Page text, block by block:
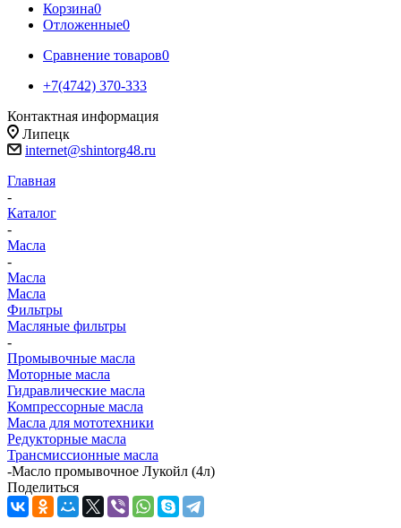
Корзина0
Отложенные0
Сравнение товаров0
+7(4742) 370-333
Контактная информация
Липецк
internet@shintorg48.ru
Главная
-
Каталог
-
Масла
-
Масла
Масла
Фильтры
Масляные фильтры
-
Промывочные масла
Моторные масла
Гидравлические масла
Компрессорные масла
Масла для мототехники
Редукторные масла
Трансмиссионные масла
-Масло промывочное Лукойл (4л)
Поделиться